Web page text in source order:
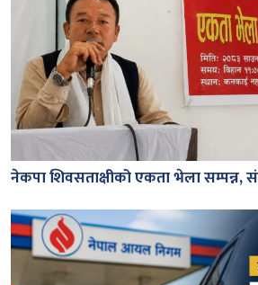
नेकपा शिवसताक्षीको एकता भेला